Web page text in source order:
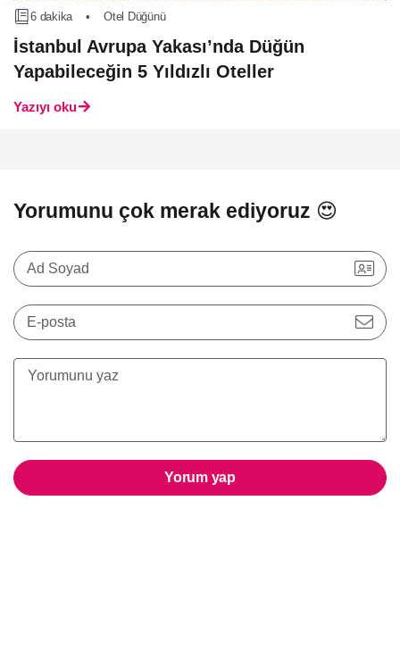
6 dakika • Otel Düğünü
İstanbul Avrupa Yakası’nda Düğün
Yapabileceğin 5 Yıldızlı Oteller
Yazıyı oku
Yorumunu çok merak ediyoruz 😍
Ad Soyad
E-posta
Yorum yap